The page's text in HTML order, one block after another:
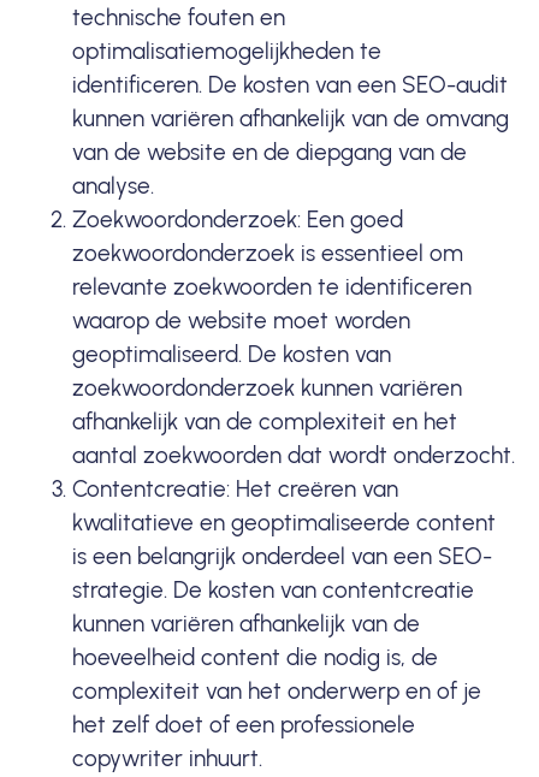
technische fouten en
optimalisatiemogelijkheden te
identificeren. De kosten van een SEO-audit
kunnen variëren afhankelijk van de omvang
van de website en de diepgang van de
analyse.
Zoekwoordonderzoek: Een goed
zoekwoordonderzoek is essentieel om
relevante zoekwoorden te identificeren
waarop de website moet worden
geoptimaliseerd. De kosten van
zoekwoordonderzoek kunnen variëren
afhankelijk van de complexiteit en het
aantal zoekwoorden dat wordt onderzocht.
Contentcreatie: Het creëren van
kwalitatieve en geoptimaliseerde content
is een belangrijk onderdeel van een SEO-
strategie. De kosten van contentcreatie
kunnen variëren afhankelijk van de
hoeveelheid content die nodig is, de
complexiteit van het onderwerp en of je
het zelf doet of een professionele
copywriter inhuurt.